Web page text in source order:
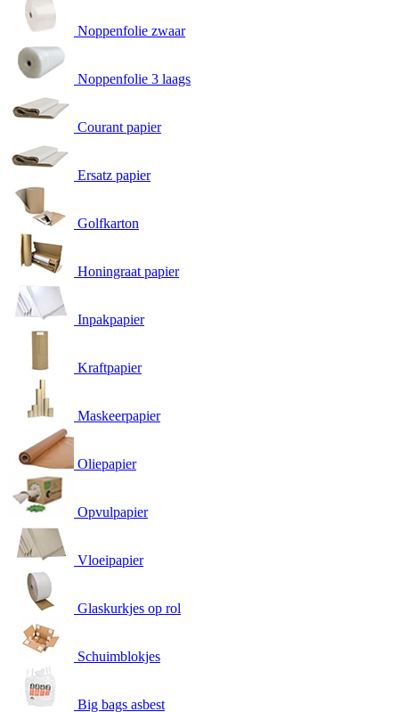
Noppenfolie zwaar
Noppenfolie 3 laags
Courant papier
Ersatz papier
Golfkarton
Honingraat papier
Inpakpapier
Kraftpapier
Maskeerpapier
Oliepapier
Opvulpapier
Vloeipapier
Glaskurkjes op rol
Schuimblokjes
Big bags asbest